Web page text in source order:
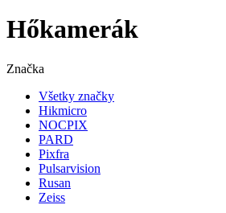
Hőkamerák
Značka
Všetky značky
Hikmicro
NOCPIX
PARD
Pixfra
Pulsarvision
Rusan
Zeiss